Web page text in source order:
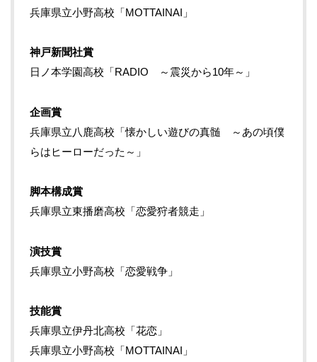
兵庫県立小野高校「MOTTAINAI」
神戸新聞社賞
日ノ本学園高校「RADIO ～震災から10年～」
企画賞
兵庫県立八鹿高校「懐かしい遊びの真髄 ～あの頃僕
らはヒーローだった～」
脚本構成賞
兵庫県立東播磨高校「恋愛狩者競走」
演技賞
兵庫県立小野高校「恋愛戦争」
技能賞
兵庫県立伊丹北高校「花恋」
兵庫県立小野高校「MOTTAINAI」